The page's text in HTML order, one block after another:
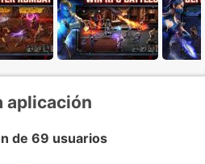
aplicación
de 69 usuarios